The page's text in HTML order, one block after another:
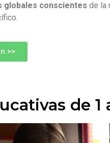
globales conscientes de la
>>
de 1